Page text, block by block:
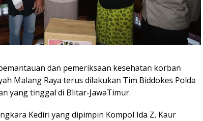
dan pemeriksaan kesehatan korban
Malang Raya terus dilakukan Tim Biddokes Polda
yang tinggal di Blitar-JawaTimur.
Kediri yang dipimpin Kompol Ida Z, Kaur